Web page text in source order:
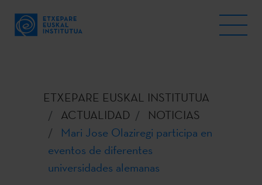
ETXEPARE EUSKAL INSTITUTUA
ACTUALIDAD
NOTICIAS
Mari Jose Olaziregi participa en
eventos de diferentes
universidades alemanas